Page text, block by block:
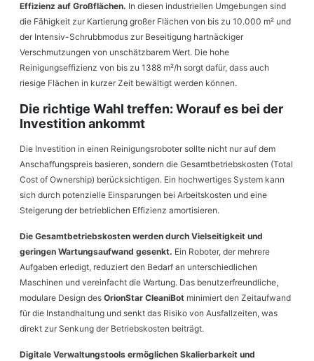
Effizienz auf Großflächen. In diesen industriellen Umgebungen sind
die Fähigkeit zur Kartierung großer Flächen von bis zu 10.000 m² und
der Intensiv-Schrubbmodus zur Beseitigung hartnäckiger
Verschmutzungen von unschätzbarem Wert. Die hohe
Reinigungseffizienz von bis zu 1388 m²/h sorgt dafür, dass auch
riesige Flächen in kurzer Zeit bewältigt werden können.
Die richtige Wahl treffen: Worauf es bei der
Investition ankommt
Die Investition in einen Reinigungsroboter sollte nicht nur auf dem
Anschaffungspreis basieren, sondern die Gesamtbetriebskosten (Total
Cost of Ownership) berücksichtigen. Ein hochwertiges System kann
sich durch potenzielle Einsparungen bei Arbeitskosten und eine
Steigerung der betrieblichen Effizienz amortisieren.
Die Gesamtbetriebskosten werden durch Vielseitigkeit und
geringen Wartungsaufwand gesenkt. Ein Roboter, der mehrere
Aufgaben erledigt, reduziert den Bedarf an unterschiedlichen
Maschinen und vereinfacht die Wartung. Das benutzerfreundliche,
modulare Design desOrionStar CleaniBot minimiert den Zeitaufwand
für die Instandhaltung und senkt das Risiko von Ausfallzeiten, was
direkt zur Senkung der Betriebskosten beiträgt.
Digitale Verwaltungstools ermöglichen Skalierbarkeit und